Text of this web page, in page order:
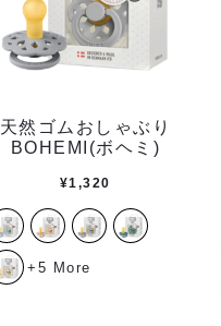
天然ゴムおしゃぶり
BOHEMI(ボヘミ)
¥1,320
+5 More